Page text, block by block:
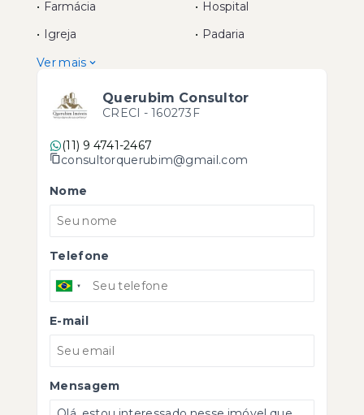
• Farmácia • Hospital
• Igreja • Padaria
Ver mais
Querubim Consultor
CRECI - 160273F
(11) 9 4741-2467
consultorquerubim@gmail.com
Nome
Telefone
E-mail
Mensagem